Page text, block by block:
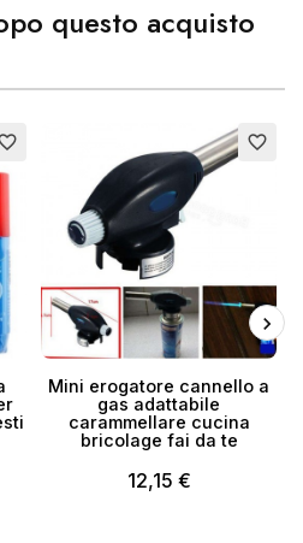
questo acquisto
favorite_border
Mini erogatore cannello a
gas adattabile
carammellare cucina
bricolage fai da te
12,15 €